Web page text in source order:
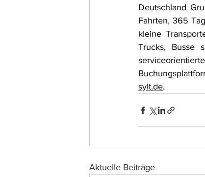
Deutschland
Fahrten, 365
kleine
Trucks, Busse
sylt.de.
Aktuelle Beiträge